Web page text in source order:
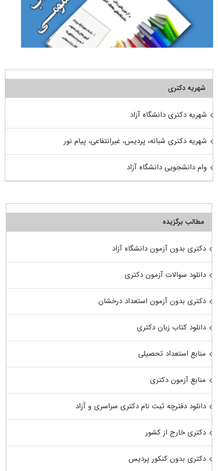
شهریه دکتری
شهریه دکتری دانشگاه آزاد
شهریه دکتری شبانه، پردیس، غیرانتفاعی، پیام نور
وام دانشجویی دانشگاه آزاد
مطالب برگزیده
دکتری بدون آزمون دانشگاه آزاد
دانلود سوالات آزمون دکتری
دکتری بدون آزمون استعداد درخشان
دانلود کتاب زبان دکتری
منابع استعداد تحصیلی
منابع آزمون دکتری
دانلود دفترچه ثبت نام دکتری سراسری و آزاد
دکتری خارج از کشور
دکتری بدون کنکور پردیس